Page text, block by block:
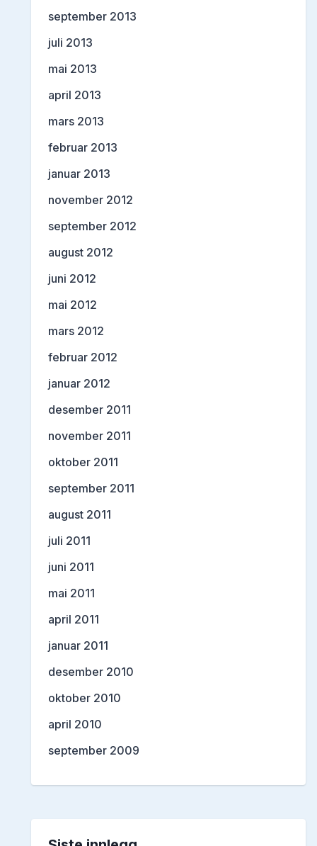
september 2013
juli 2013
mai 2013
april 2013
mars 2013
februar 2013
januar 2013
november 2012
september 2012
august 2012
juni 2012
mai 2012
mars 2012
februar 2012
januar 2012
desember 2011
november 2011
oktober 2011
september 2011
august 2011
juli 2011
juni 2011
mai 2011
april 2011
januar 2011
desember 2010
oktober 2010
april 2010
september 2009